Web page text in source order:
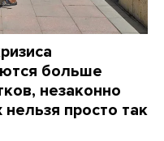
больше
незаконно
просто так